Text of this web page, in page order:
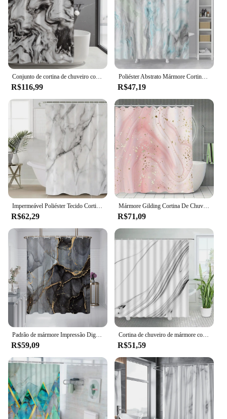
R$116,99
Poliéster Abstrato Mármore Cortina de Chuveiro, 3D Stripe Impressão, Colorido Banheiro Cortinas, Tecido De Pano, Banho Cortina, Home Decor
R$47,19
R$62,29
Mármore Gilding Cortina De Chuveiro Com Ganchos De Plástico, Resistente À Água Cortina De Chuveiro, Acessórios Do Banheiro, Rosa, 1PC
R$71,09
Padrão de mármore Impressão Digital Cortina De Chuveiro, Banheiro Divisória, Impermeável e Molde Resistente, Preto, 180x180cm, 1 Pc
R$59,09
Cortina de chuveiro de mármore com ganchos, geométrica, preto, branco, arte abstrata, tecido impermeável, decoração criativa do banheiro
R$51,59